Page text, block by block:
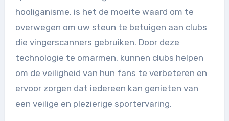
hooliganisme, is het de moeite waard om te
overwegen om uw steun te betuigen aan clubs
die vingerscanners gebruiken. Door deze
technologie te omarmen, kunnen clubs helpen
om de veiligheid van hun fans te verbeteren en
ervoor zorgen dat iedereen kan genieten van
een veilige en plezierige sportervaring.